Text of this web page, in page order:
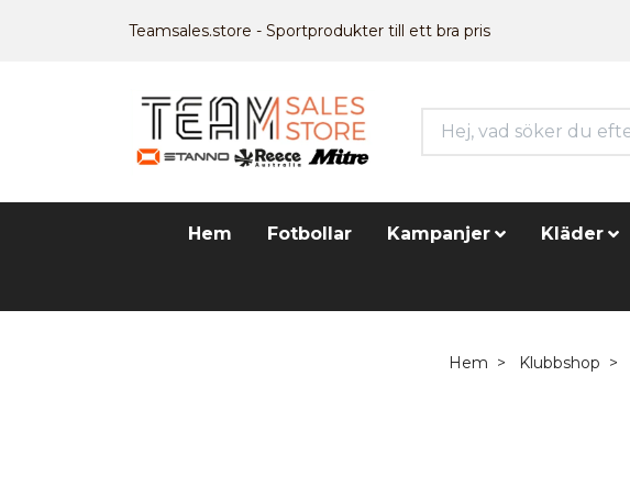
Teamsales.store - Sportprodukter till ett bra pris
Hem Fotbollar Kampanjer Kläder
Hem Klubbshop